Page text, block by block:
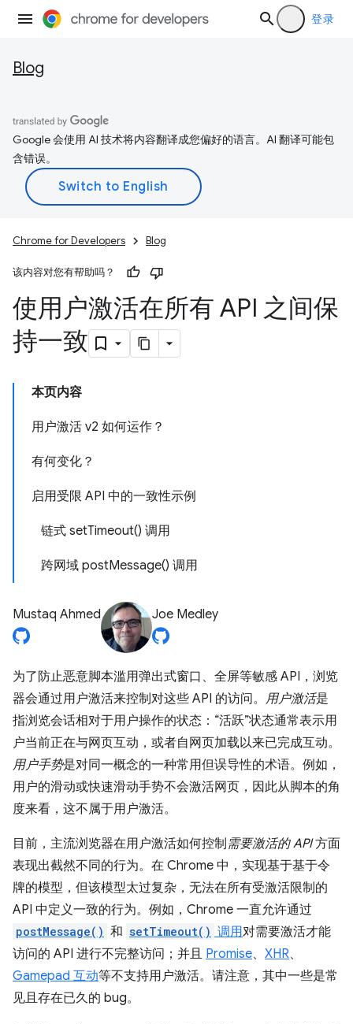
登录
Blog
Google 会使用 AI 技术将内容翻译成您偏好的语言。AI 翻译可能包
含错误。
Chrome for Developers Blog
该内容对您有帮助吗？
使用户激活在所有 API 之间保
持一致
本页内容
用户激活 v2 如何运作？
有何变化？
启用受限 API 中的一致性示例
链式 setTimeout() 调用
跨网域 postMessage() 调用
Mustaq Ahmed Joe Medley
为了防止恶意脚本滥用弹出式窗口、全屏等敏感 API，浏览
器会通过用户激活来控制对这些 API 的访问。 用户激活是
指浏览会话相对于用户操作的状态：“活跃”状态通常表示用
户当前正在与网页互动，或者自网页加载以来已完成互动。
用户手势是对同一概念的一种常用但误导性的术语。例如，
用户的滑动或快速滑动手势不会激活网页，因此从脚本的角
度来看，这不属于用户激活。
目前，主流浏览器在用户激活如何控制 需要激活的 API方面
表现出截然不同的行为。在 Chrome 中，实现基于基于令
牌的模型，但该模型太过复杂，无法在所有受激活限制的
API 中定义一致的行为。例如，Chrome 一直允许通过
postMessage() 和 setTimeout() 调用对需要激活才能
访问的 API 进行不完整访问；并且 Promise、 XHR、
Gamepad 互动等不支持用户激活。请注意，其中一些是常
见且存在已久的 bug。